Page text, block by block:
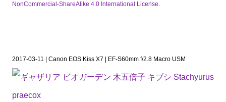
NonCommercial-ShareAlike 4.0 International License.
2017-03-11 | Canon EOS Kiss X7 | EF-S60mm f/2.8 Macro USM